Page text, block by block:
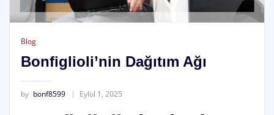
Blog
Bonfiglioli’nin Dağıtım Ağı
by bonf8599 Eylül 1, 2025